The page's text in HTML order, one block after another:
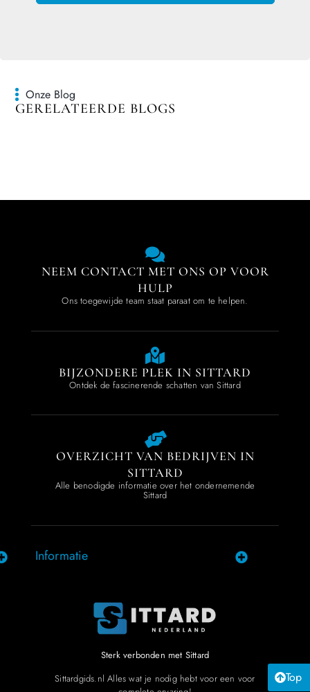
Top
Onze Blog
GERELATEERDE BLOGS
NEEM CONTACT MET ONS OP VOOR
HULP
Ons toegewijde team staat paraat om te helpen.
BIJZONDERE PLEK IN SITTARD
Ontdek de fascinerende schatten van Sittard
OVERZICHT VAN BEDRIJVEN IN
SITTARD
Alle benodigde informatie over het ondernemende
Sittard
Informatie
Sterk verbonden met Sittard
Sittardgids.nl Alles wat je nodig hebt voor een voor